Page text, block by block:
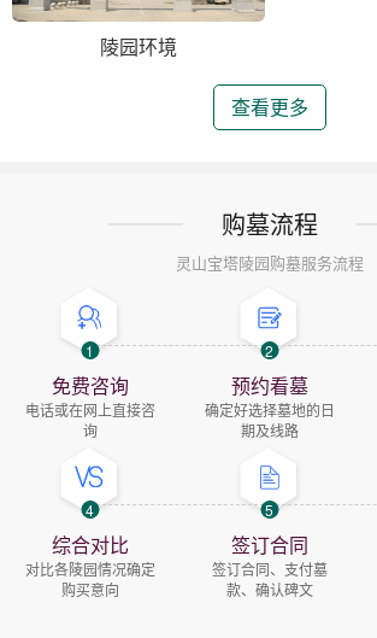
陵园环境
查看更多
购墓流程
灵山宝塔陵园购墓服务流程
1
免费咨询
电话或在网上直接咨
询
2
预约看墓
确定好选择墓地的日
期及线路
4
综合对比
对比各陵园情况确定
购买意向
5
签订合同
签订合同、支付墓
款、确认碑文